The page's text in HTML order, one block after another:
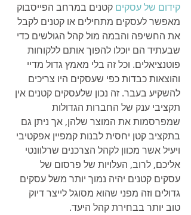
קידום של עסקים קטנים במרחב הפייסבוק
מאפשר לעסקים מתחילים או קטנים לקבל
את החשיפה והבמה מול קהל הגולשים כדי
שבעתיד הם יוכלו להפוך אותם ללקוחות
פוטנציאלים. וכל זה בלי מאמץ גדול מדיי
והוצאות כבדות כפי שעסקים היו צריכים
להשקיע בעבר. זה נכון שלעסקים קטנים אין
תקציבי ענק של החברות הגדולות
שמפרסמות את המוצר שלהן, אך ניתן גם
בתקציב קטן יחסית לבנות קמפיין אפקטיבי
ויעיל אשר מכוון לקהל הצרכנים שרלוונטי
אליכם, לרוב, העלויות של פרסום של
עסקים קטנים יהיה נמוך יותר משל עסקים
גדולים וזה מפני שהוא מסוגל לייצר דיוק
טוב יותר בבחירת קהל היעד.